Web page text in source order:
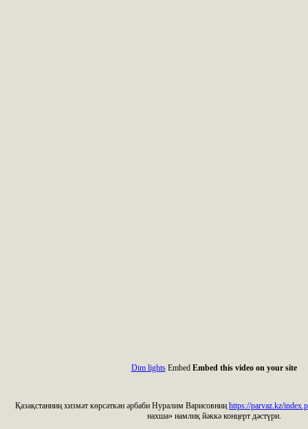
Dim lightsEmbed Embed this video on your site
Қазақстанниң хизмәт көрсәткән әрбаби Нуралим Варисовниң https://parvaz.kz/
нахша» намлиқ йәккә концерт дәстүри.